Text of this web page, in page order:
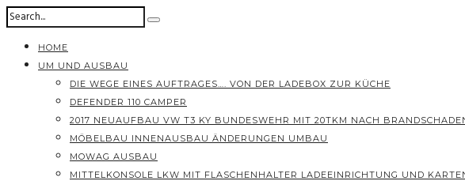
HOME
UM UND AUSBAU
DIE WEGE EINES AUFTRAGES…. VON DER LADEBOX ZUR KÜCHE
DEFENDER 110 CAMPER
2017 NEUAUFBAU VW T3 KY BUNDESWEHR MIT 20TKM NACH
MÖBELBAU INNENAUSBAU ÄNDERUNGEN UMBAU
MOWAG AUSBAU
MITTELKONSOLE LKW MIT FLASCHENHALTER LADEEINRICHTUNG UND